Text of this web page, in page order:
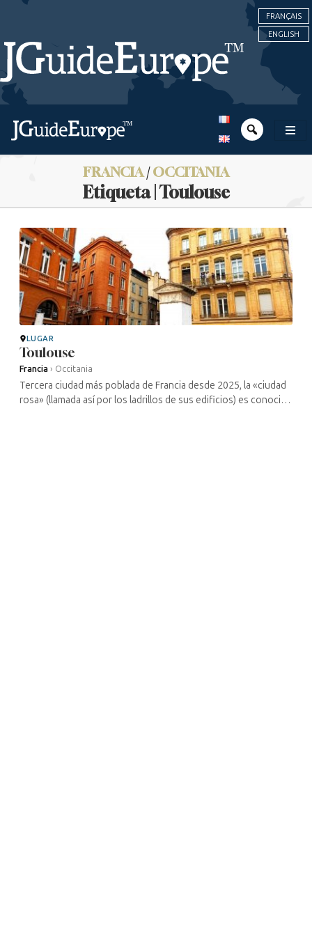
FRANÇAIS
ENGLISH
FRANCIA/OCCITANIA
Etiqueta | Toulouse
LUGAR
Toulouse
Francia › Occitania
Tercera ciudad más poblada de Francia desde 2025, la «ciudad
rosa» (llamada así por los ladrillos de sus edificios) es conocida